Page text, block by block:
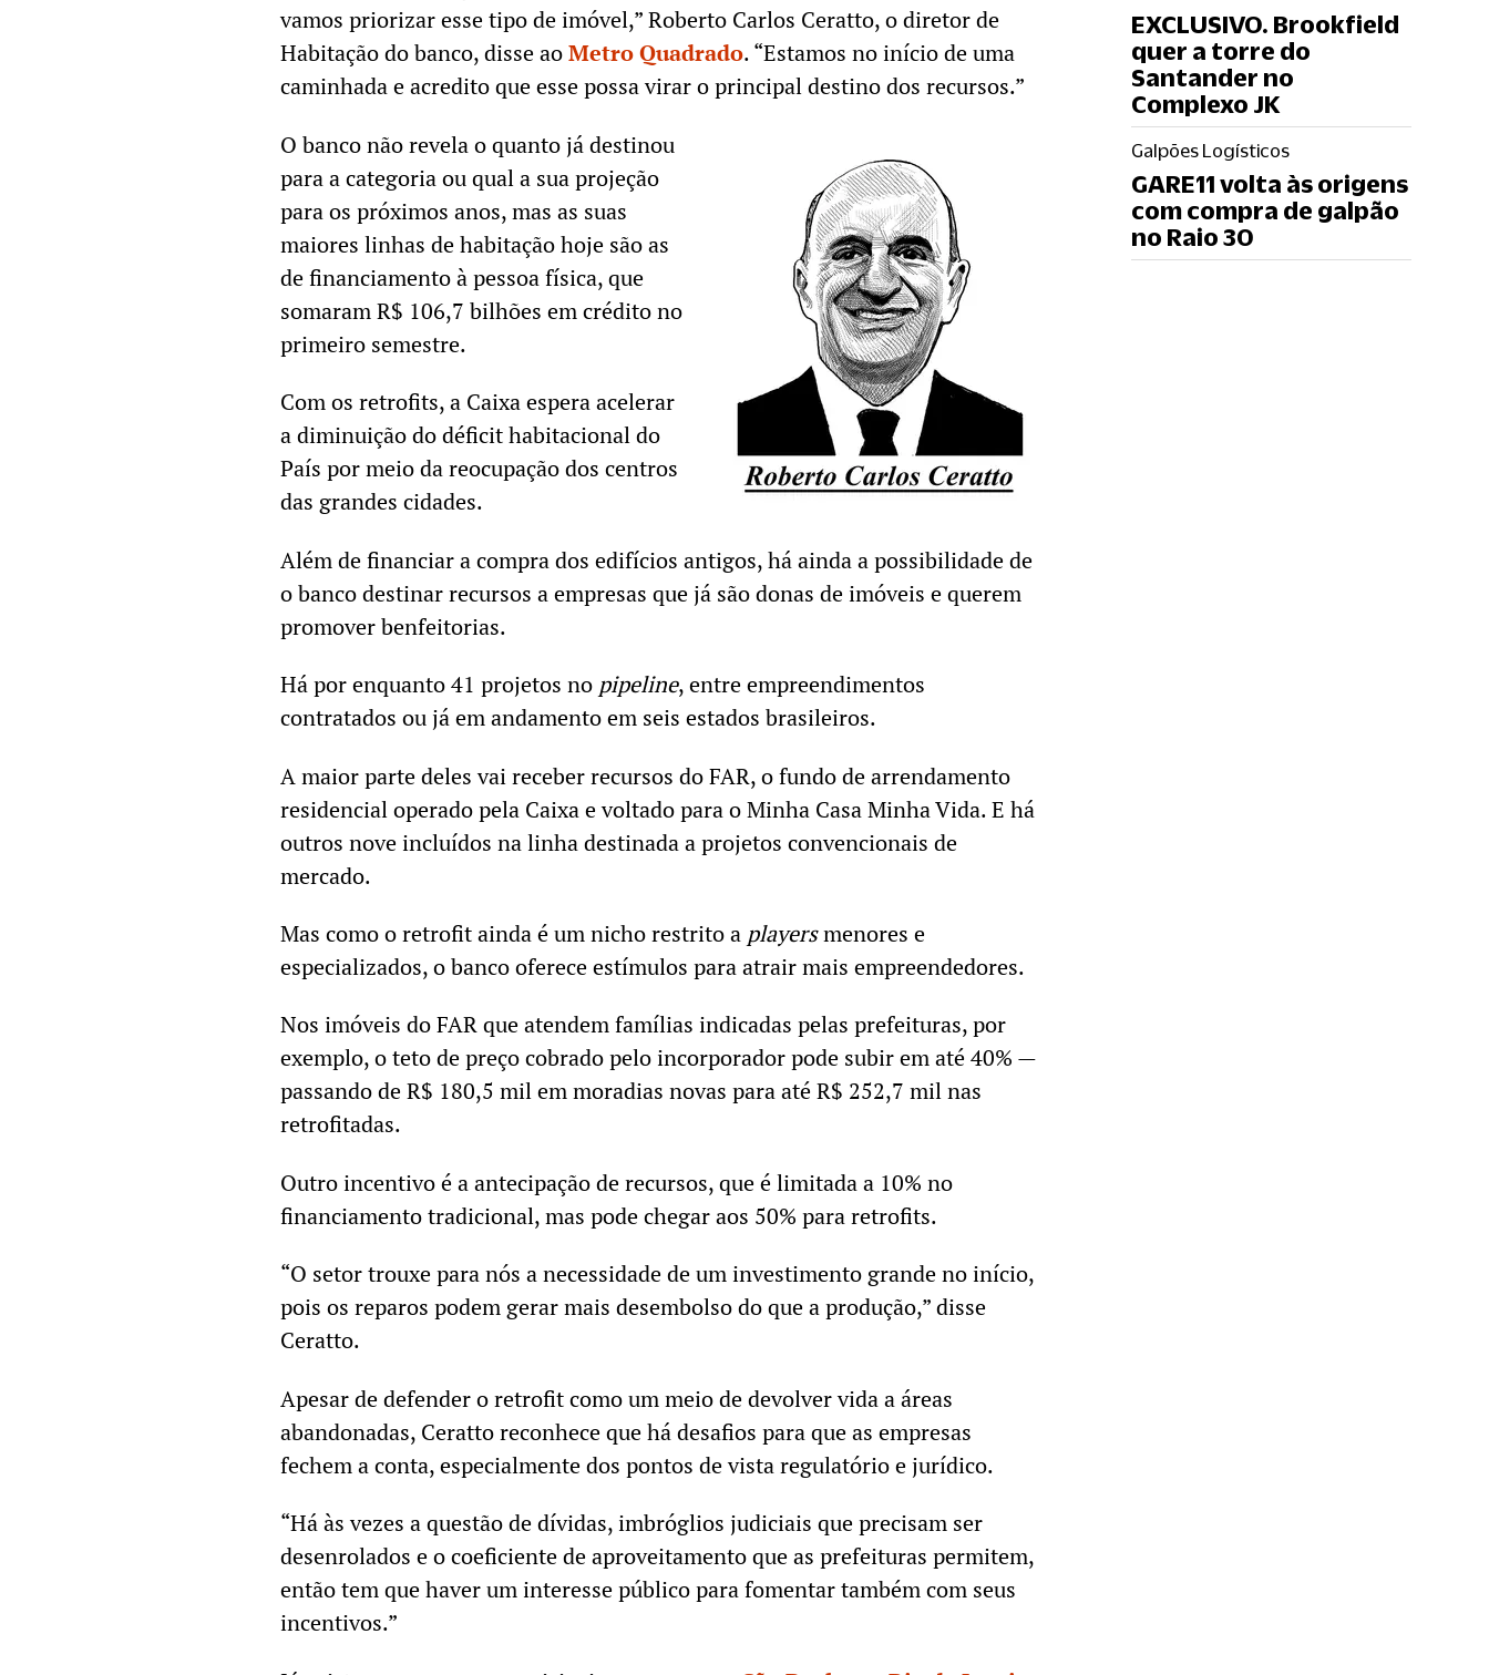
vamos priorizar esse tipo de imóvel,” Roberto Carlos Ceratto, o diretor de
Habitação do banco, disse aoMetro Quadrado. “Estamos no início de uma
caminhada e acredito que esse possa virar o principal destino dos recursos.”
O banco não revela o quanto já destinou
para a categoria ou qual a sua projeção
para os próximos anos, mas as suas
maiores linhas de habitação hoje são as
de financiamento à pessoa física, que
somaram R$ 106,7 bilhões em crédito no
primeiro semestre.
Com os retrofits, a Caixa espera acelerar
a diminuição do déficit habitacional do
País por meio da reocupação dos centros
das grandes cidades.
Além de financiar a compra dos edifícios antigos, há ainda a possibilidade de
o banco destinar recursos a empresas que já são donas de imóveis e querem
promover benfeitorias.
Há por enquanto 41 projetos no pipeline, entre empreendimentos
contratados ou já em andamento em seis estados brasileiros.
A maior parte deles vai receber recursos do FAR, o fundo de arrendamento
residencial operado pela Caixa e voltado para o Minha Casa Minha Vida. E há
outros nove incluídos na linha destinada a projetos convencionais de
mercado.
Mas como o retrofit ainda é um nicho restrito a playersmenores e
especializados, o banco oferece estímulos para atrair mais empreendedores.
Nos imóveis do FAR que atendem famílias indicadas pelas prefeituras, por
exemplo, o teto de preço cobrado pelo incorporador pode subir em até 40% —
passando de R$ 180,5 mil em moradias novas para até R$ 252,7 mil nas
retrofitadas.
Outro incentivo é a antecipação de recursos, que é limitada a 10% no
financiamento tradicional, mas pode chegar aos 50% para retrofits.
“O setor trouxe para nós a necessidade de um investimento grande no início,
pois os reparos podem gerar mais desembolso do que a produção,” disse
Ceratto.
Apesar de defender o retrofit como um meio de devolver vida a áreas
abandonadas, Ceratto reconhece que há desafios para que as empresas
fechem a conta, especialmente dos pontos de vista regulatório e jurídico.
“Há às vezes a questão de dívidas, imbróglios judiciais que precisam ser
desenrolados e o coeficiente de aproveitamento que as prefeituras permitem,
então tem que haver um interesse público para fomentar também com seus
incentivos.”
EXCLUSIVO. Brookfield
quer a torre do
Santander no
Complexo JK
Galpões Logísticos
GARE11 volta às origens
com compra de galpão
no Raio 30